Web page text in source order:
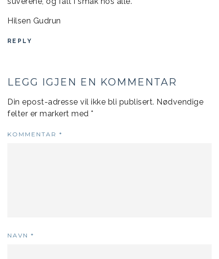
Hilsen Gudrun
REPLY
LEGG IGJEN EN KOMMENTAR
Din epost-adresse vil ikke bli publisert. Nødvendige
felter er markert med *
KOMMENTAR *
NAVN *